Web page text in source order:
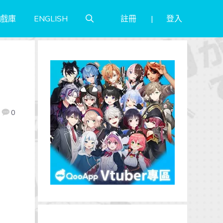
庫 ENGLISH 註冊 登入
0